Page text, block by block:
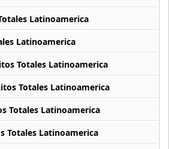
Latinoamerica
Latinoamerica
Totales Latinoamerica
Totales Latinoamerica
Totales Latinoamerica
Totales Latinoamerica